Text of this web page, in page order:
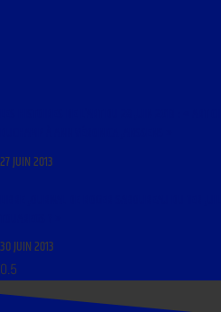
27 JUIN 2013
30 JUIN 2013